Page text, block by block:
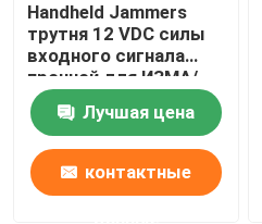
Handheld Jammers
трутня 12 VDC силы
входного сигнала
прочной для ИЗМА/
ВЕТЧИНЫ/GNSS
GLONASSЛучшая цена
контактные